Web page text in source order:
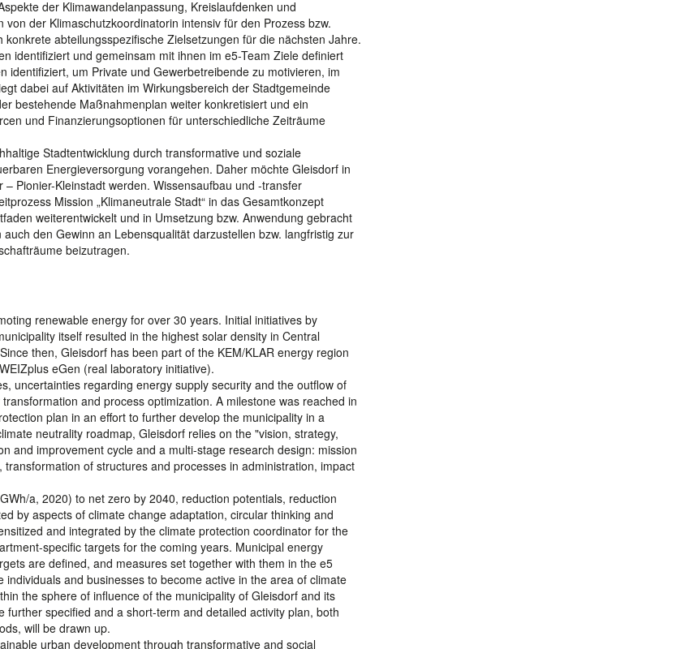
der Klimawandelanpassung, Kreislaufdenken und
der Klimaschutzkoordinatorin intensiv für den Prozess bzw.
abteilungsspezifische Zielsetzungen für die nächsten Jahre.
identifiziert und gemeinsam mit ihnen im e5-Team Ziele definiert
um Private und Gewerbetreibende zu motivieren, im
dabei auf Aktivitäten im Wirkungsbereich der Stadtgemeinde
bestehende Maßnahmenplan weiter konkretisiert und ein
und Finanzierungsoptionen für unterschiedliche Zeiträume
Stadtentwicklung durch transformative und soziale
Energieversorgung vorangehen. Daher möchte Gleisdorf in
Pionier-Kleinstadt werden. Wissensaufbau und -transfer
Mission „Klimaneutrale Stadt“ in das Gesamtkonzept
weiterentwickelt und in Umsetzung bzw. Anwendung gebracht
den Gewinn an Lebensqualität darzustellen bzw. langfristig zur
beizutragen.
renewable energy for over 30 years. Initial initiatives by
itself resulted in the highest solar density in Central
then, Gleisdorf has been part of the KEM/KLAR energy region
eGen (real laboratory initiative).
uncertainties regarding energy supply security and the outflow of
and process optimization. A milestone was reached in
plan in an effort to further develop the municipality in a
neutrality roadmap, Gleisdorf relies on the "vision, strategy,
and improvement cycle and a multi-stage research design: mission
of structures and processes in administration, impact
a, 2020) to net zero by 2040, reduction potentials, reduction
by aspects of climate change adaptation, circular thinking and
and integrated by the climate protection coordinator for the
specific targets for the coming years. Municipal energy
are defined, and measures set together with them in the e5
and businesses to become active in the area of climate
the sphere of influence of the municipality of Gleisdorf and its
specified and a short-term and detailed activity plan, both
will be drawn up.
urban development through transformative and social